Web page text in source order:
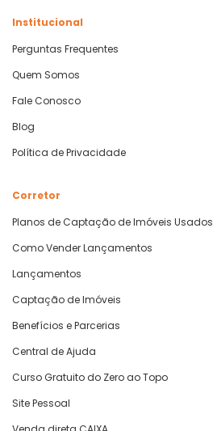
Institucional
Perguntas Frequentes
Quem Somos
Fale Conosco
Blog
Política de Privacidade
Corretor
Planos de Captação de Imóveis Usados
Como Vender Lançamentos
Lançamentos
Captação de Imóveis
Benefícios e Parcerias
Central de Ajuda
Curso Gratuito do Zero ao Topo
Site Pessoal